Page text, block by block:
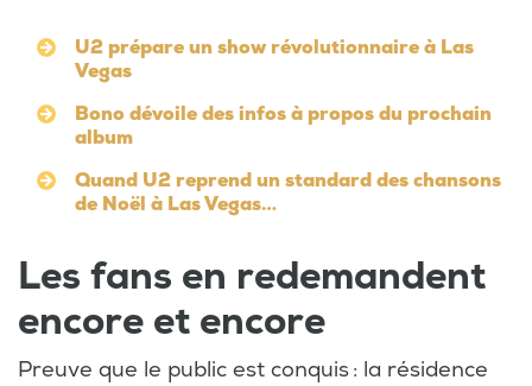
U2 prépare un show révolutionnaire à Las
Vegas
Bono dévoile des infos à propos du prochain
album
Quand U2 reprend un standard des chansons
de Noël à Las Vegas…
Les fans en redemandent
encore et encore
Preuve que le public est conquis : la résidence